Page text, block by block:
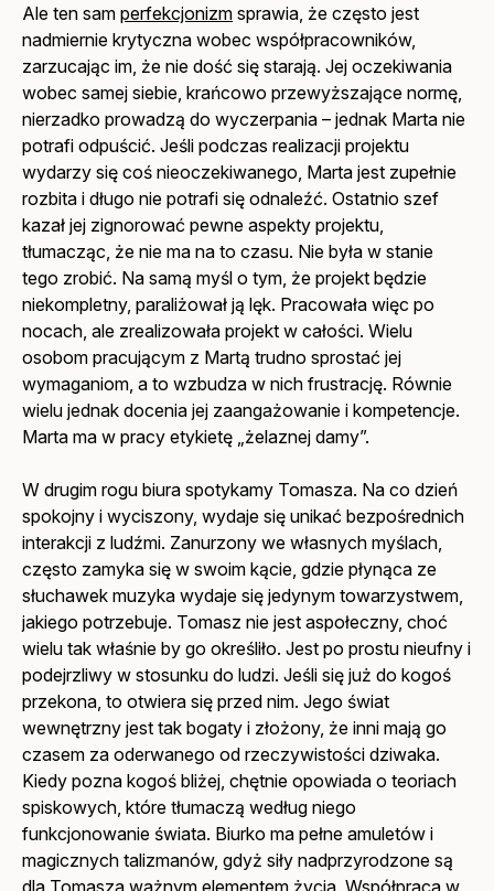
Ale ten samperfekcjonizm sprawia, że często jest
nadmiernie krytyczna wobec współpracowników,
zarzucając im, że nie dość się starają. Jej oczekiwania
wobec samej siebie, krańcowo przewyższające normę,
nierzadko prowadzą do wyczerpania – jednak Marta nie
potrafi odpuścić. Jeśli podczas realizacji projektu
wydarzy się coś nieoczekiwanego, Marta jest zupełnie
rozbita i długo nie potrafi się odnaleźć. Ostatnio szef
kazał jej zignorować pewne aspekty projektu,
tłumacząc, że nie ma na to czasu. Nie była w stanie
tego zrobić. Na samą myśl o tym, że projekt będzie
niekompletny, paraliżował ją lęk. Pracowała więc po
nocach, ale zrealizowała projekt w całości. Wielu
osobom pracującym z Martą trudno sprostać jej
wymaganiom, a to wzbudza w nich frustrację. Równie
wielu jednak docenia jej zaangażowanie i kompetencje.
Marta ma w pracy etykietę „żelaznej damy”.
W drugim rogu biura spotykamy Tomasza. Na co dzień
spokojny i wyciszony, wydaje się unikać bezpośrednich
interakcji z ludźmi. Zanurzony we własnych myślach,
często zamyka się w swoim kącie, gdzie płynąca ze
słuchawek muzyka wydaje się jedynym towarzystwem,
jakiego potrzebuje. Tomasz nie jest aspołeczny, choć
wielu tak właśnie by go określiło. Jest po prostu nieufny i
podejrzliwy w stosunku do ludzi. Jeśli się już do kogoś
przekona, to otwiera się przed nim. Jego świat
wewnętrzny jest tak bogaty i złożony, że inni mają go
czasem za oderwanego od rzeczywistości dziwaka.
Kiedy pozna kogoś bliżej, chętnie opowiada o teoriach
spiskowych, które tłumaczą według niego
funkcjonowanie świata. Biurko ma pełne amuletów i
magicznych talizmanów, gdyż siły nadprzyrodzone są